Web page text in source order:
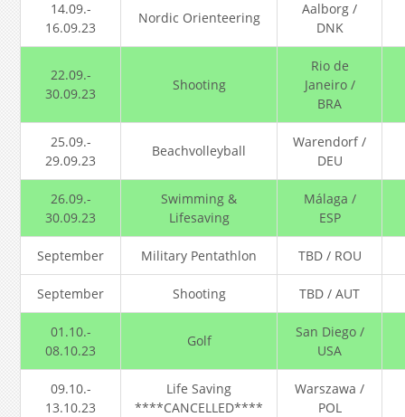
14.09.-
16.09.23
Nordic Orienteering
Aalborg /
DNK
22.09.-
30.09.23
Shooting
Rio de
Janeiro /
BRA
25.09.-
29.09.23
Beachvolleyball
Warendorf /
DEU
26.09.-
30.09.23
Swimming &
Lifesaving
Málaga /
ESP
September Military Pentathlon TBD / ROU
September Shooting TBD / AUT
01.10.-
08.10.23
Golf
San Diego /
USA
09.10.-
13.10.23
Life Saving
****CANCELLED****
Warszawa /
POL